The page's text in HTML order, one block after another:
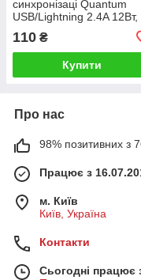
синхронізаці Quantum
USB/Lightning 2.4A 12Вт,
силіконовий, 1 м чорний
110 ₴
Купити
Про нас
98% позитивних з
Працює з
м. Київ
Київ, Україна
Контакти
Сьогодні працює